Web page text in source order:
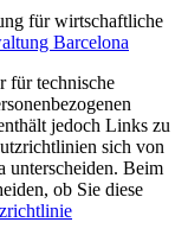
für wirtschaftliche
Barcelona
für technische
jedoch Links zu
sich von
unterscheiden. Beim
ob Sie diese